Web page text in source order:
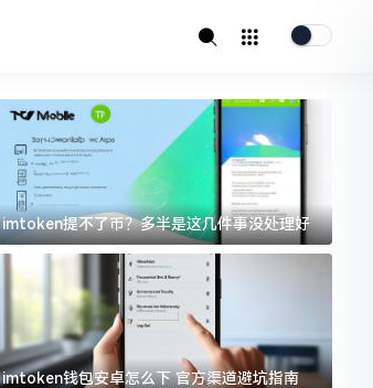
imtoken提不了币？多半是这几件事没处理好
imtoken钱包安卓怎么下 官方渠道避坑指南